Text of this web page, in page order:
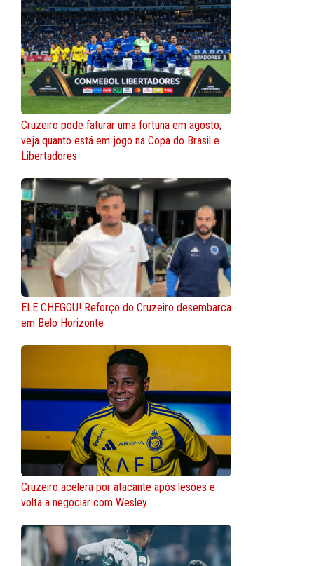
Cruzeiro pode faturar uma fortuna em agosto;
veja quanto está em jogo na Copa do Brasil e
Libertadores
ELE CHEGOU! Reforço do Cruzeiro desembarca
em Belo Horizonte
Cruzeiro acelera por atacante após lesões e
volta a negociar com Wesley